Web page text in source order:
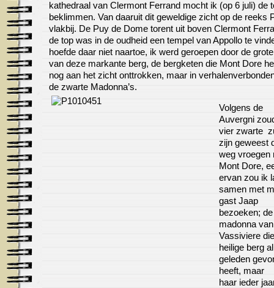
kathedraal van Clermont Ferrand mocht ik (op 6 juli) de
beklimmen. Van daaruit dit geweldige zicht op de reeks
vlakbij. De Puy de Dome torent uit boven Clermont
de top was in de oudheid een tempel van Appollo te
hoefde daar niet naartoe, ik werd geroepen door de
van deze markante berg, de bergketen die Mont Dore
nog aan het zicht onttrokken, maar in
de zwarte Madonna’s.
Volgens de
Auvergni
vier zwarte
zijn geweest
weg vroegen
Mont Dore,
ervan zou ik
samen met
gast Jaap
bezoeken; de
madonna van
Vassiviere
heilige berg
geleden
heeft, maar
haar ieder